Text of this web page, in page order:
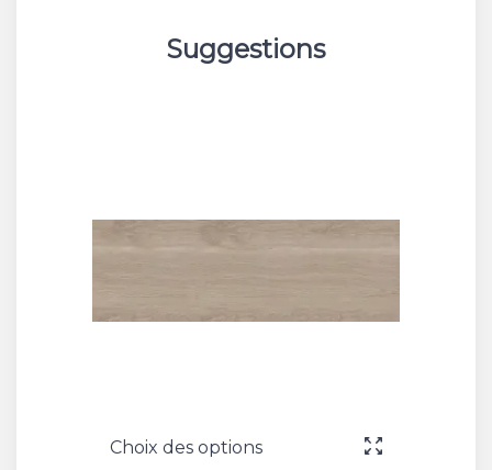
Suggestions
Choix des options